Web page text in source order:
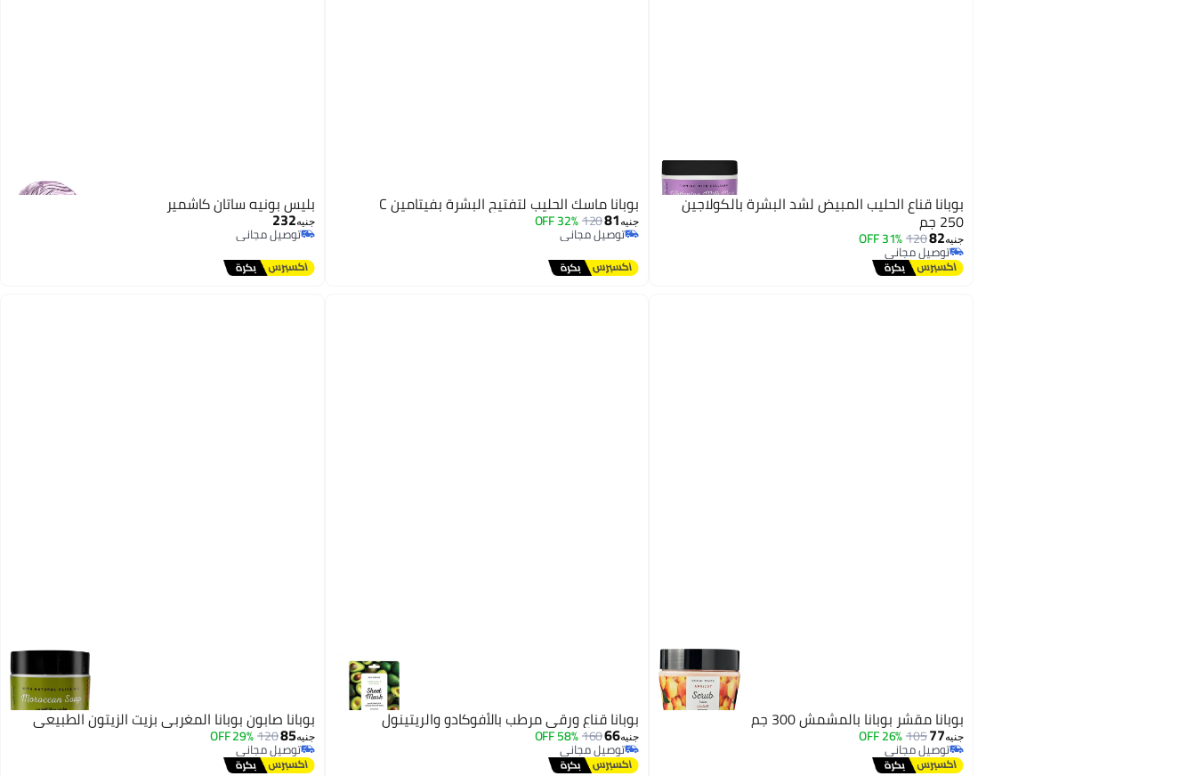
بوبانا قناع الحليب المبيض لشد البشرة بالكولاجين
250 جم
جنيه82
120
31% OFF
توصيل مجاني
توصيل مجاني
بوبانا ماسك الحليب لتفتيح البشرة بفيتامين C
جنيه81
120
32% OFF
توصيل مجاني
توصيل مجاني
بليس بونيه ساتان كاشمير
جنيه232
توصيل مجاني
توصيل مجاني
بوبانا مقشر بوبانا بالمشمش 300 جم
جنيه77
105
26% OFF
توصيل مجاني
توصيل مجاني
بوبانا قناع ورقي مرطب بالأفوكادو والريتينول
جنيه66
160
58% OFF
توصيل مجاني
توصيل مجاني
بوبانا صابون بوبانا المغربي بزيت الزيتون الطبيعي
جنيه85
120
29% OFF
توصيل مجاني
توصيل مجاني